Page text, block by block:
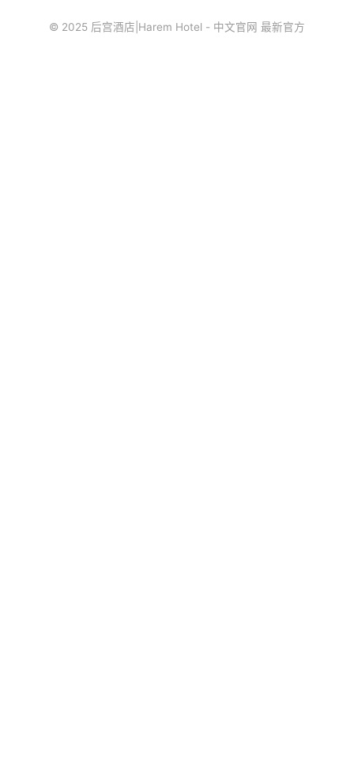
© 2025 后宫酒店|Harem Hotel - 中文官网 最新官方